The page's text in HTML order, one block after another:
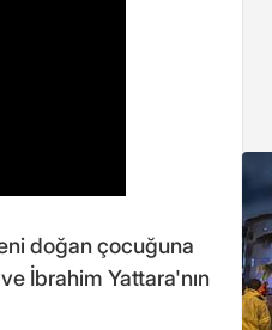
doğan çocuğuna
İbrahim Yattara'nın